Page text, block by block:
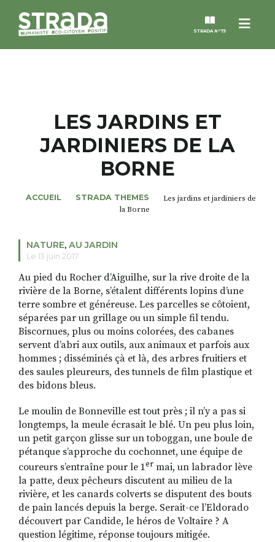
Menu
STRADA N°73
MAGAZINES
NOS THÈMES
ROSÉE DE MAI
RECHERCHER
S'ABONNER
S'INSCRIRE À LA NEWSLETTER
FACEBOOKINSTAGRAM
LINKEDINYOUTUBE
LES JARDINS ET
JARDINIERS DE LA
BORNE
ACCUEIL STRADA THEMES
Les jardins et jardiniers de
la Borne
NATURE, AU JARDIN
Le 13 juin 2017
Au pied du Rocher d’Aiguilhe, sur la rive droite de la
rivière de la Borne, s’étalent différents lopins d’une
terre sombre et généreuse. Les parcelles se côtoient,
séparées par un grillage ou un simple fil tendu.
Biscornues, plus ou moins colorées, des cabanes
servent d’abri aux outils, aux animaux et parfois aux
hommes ; disséminés çà et là, des arbres fruitiers et
des saules pleureurs, des tunnels de film plastique et
des bidons bleus.
Le moulin de Bonneville est tout près ; il n’y a pas si
longtemps, la meule écrasait le blé. Un peu plus loin,
un petit garçon glisse sur un toboggan, une boule de
pétanque s’approche du cochonnet, une équipe de
coureurs s’entraîne pour le 1er mai, un labrador lève
la patte, deux pêcheurs discutent au milieu de la
rivière, et les canards colverts se disputent des bouts
de pain lancés depuis la berge. Serait-ce l’Eldorado
découvert par Candide, le héros de Voltaire ? A
question légitime, réponse toujours mitigée.